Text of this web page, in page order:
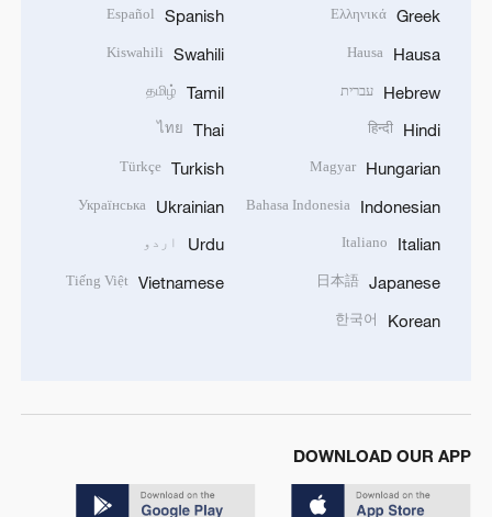
Greek
Ελληνικά
Hausa
Hausa
Hebrew עברית
Hindi
हिन्दी
Hungarian
Magyar
Indonesian
Bahasa Indonesia
Italian
Italiano
Japanese
日本語
Korean
한국어
Spanish
Español
Swahili
Kiswahili
Tamil
தமிழ்
Thai
ไทย
Turkish
Türkçe
Ukrainian
Українська
Urdu اردو
Vietnamese
Tiếng Việt
DOWNLOAD OUR APP